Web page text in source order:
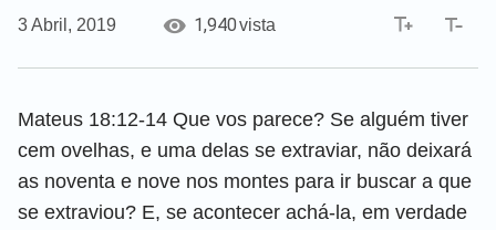
3 Abril, 2019 1,940vista
Mateus 18:12-14 Que vos parece? Se alguém tiver
cem ovelhas, e uma delas se extraviar, não deixará
as noventa e nove nos montes para ir buscar a que
se extraviou? E, se acontecer achá-la, em verdade